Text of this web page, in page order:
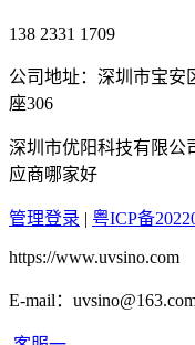
138 2331 1709
公司地址：深圳市宝安
座306
深圳市优阳科技有限公
应商哪家好
管理登录 | 粤ICP备
https://www.uvsino.com
E-mail：